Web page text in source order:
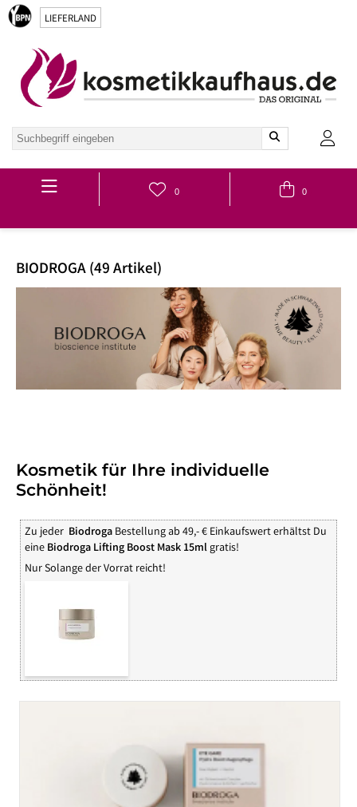
LIEFERLAND
Hauptmenü
0 0
BIODROGA (49 Artikel)
Kosmetik für Ihre individuelle
Schönheit!
Zu jeder Biodroga Bestellung ab 49,- € Einkaufswert erhältst Du
eine Biodroga Lifting Boost Mask 15mlgratis!
Nur Solange der Vorrat reicht!